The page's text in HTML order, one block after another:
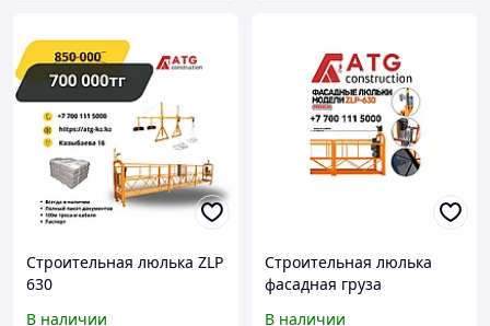
Строительная люлька ZLP
630
В наличии
Строительная люлька
фасадная груза
В наличии